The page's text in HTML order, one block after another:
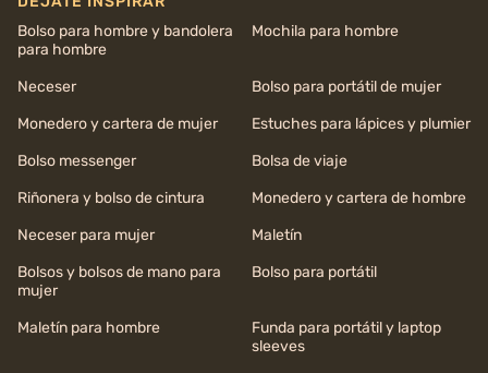
Bolso para hombre y bandolera
para hombre
Mochila para hombre
Neceser
Bolso para portátil de mujer
Monedero y cartera de mujer
Estuches para lápices y plumier
Bolso messenger
Bolsa de viaje
Riñonera y bolso de cintura
Monedero y cartera de hombre
Neceser para mujer
Maletín
Bolsos y bolsos de mano para
mujer
Bolso para portátil
Maletín para hombre
Funda para portátil y laptop
sleeves